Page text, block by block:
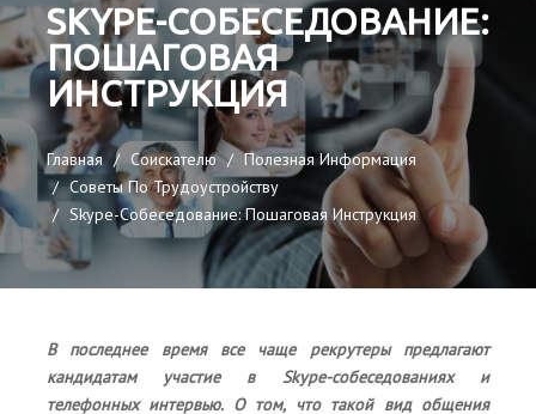
SKYPE-СОБЕСЕДОВАНИЕ:
ПОШАГОВАЯ
ИНСТРУКЦИЯ
Главная Соискателю
Полезная Информация
Советы По Трудоустройству
Skype-Собеседование: Пошаговая Инструкция
В последнее время все чаще рекрутеры предлагают
кандидатам участие в Skype-собеседованиях и
телефонных интервью. О том, что такой вид общения